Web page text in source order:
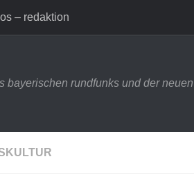
– redaktion
bayerischen rundfunks und der